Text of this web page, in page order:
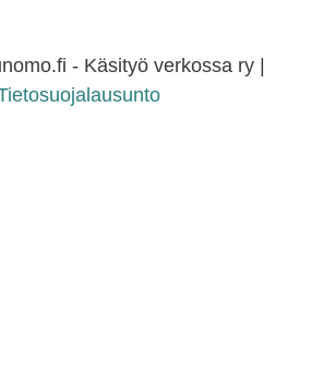
- Käsityö verkossa ry |